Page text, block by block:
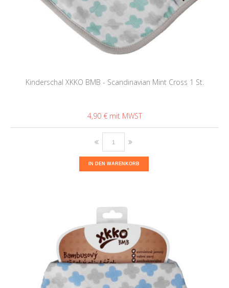
Kinderschal XKKO BMB - Scandinavian Mint Cross 1 St.
4,90 €
IN DEN WARENKORB